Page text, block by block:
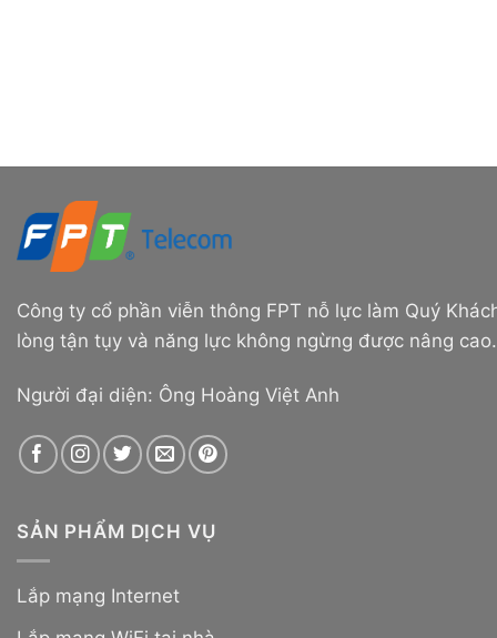
Công ty cổ phần viễn thông FPT nỗ lực làm Quý
lòng tận tụy và năng lực không ngừng được nâng cao.
Người đại diện: Ông Hoàng Việt Anh
SẢN PHẨM DỊCH VỤ
Lắp mạng Internet